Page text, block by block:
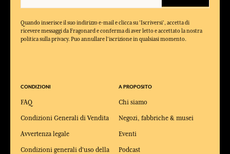
Quando inserisce il suo indirizzo e-mail e clicca su 'Iscriversi', accetta di
ricevere messaggi da Fragonard e conferma di aver letto e accettato la nostra
politica sulla privacy. Puo annullare l'iscrizione in qualsiasi momento.
CONDIZIONI
FAQ
Condizioni Generali di Vendita
Avvertenza legale
Condizioni generali d'uso della
A PROPOSITO
Chi siamo
Negozi, fabbriche & musei
Eventi
Podcast